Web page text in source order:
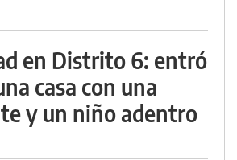
en Distrito 6: entró
casa con una
y un niño adentro